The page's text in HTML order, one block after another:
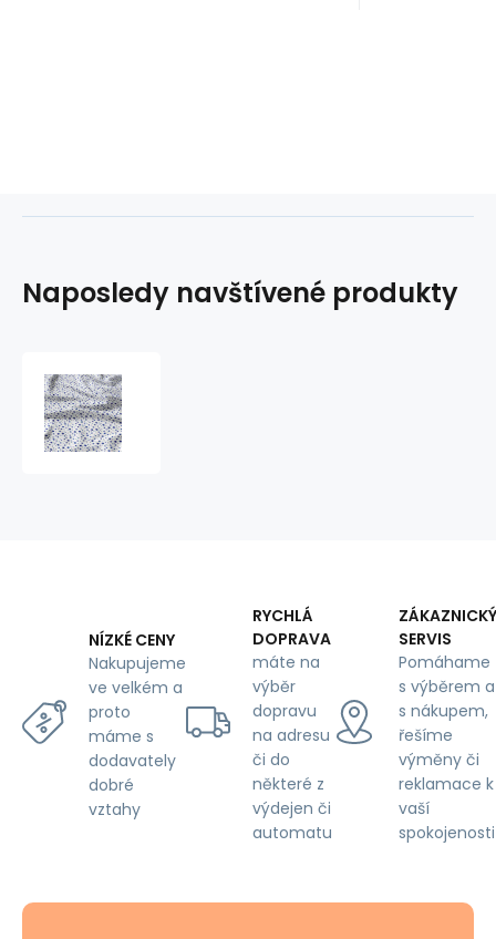
Naposledy navštívené produkty
tmavě
modrém
na
bílém
NÍZKÉ CENY
Nakupujeme
ve velkém a
proto
máme s
dodavately
dobré
vztahy
RYCHLÁ
DOPRAVA
máte na
výběr
dopravu
na adresu
či do
některé z
výdejen či
automatu
ZÁKAZNICKÝ
SERVIS
Pomáhame
s výběrem a
s nákupem,
řešíme
výměny či
reklamace k
vaší
spokojenosti